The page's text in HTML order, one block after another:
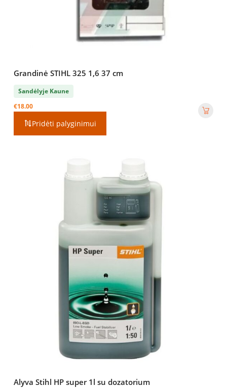
Grandinė STIHL 325 1,6 37 cm
Sandėlyje Kaune
€18.00
Pridėti palyginimui
Alyva Stihl HP super 1l su dozatorium